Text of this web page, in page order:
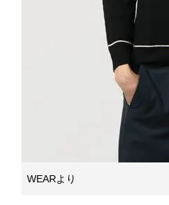
WEARより